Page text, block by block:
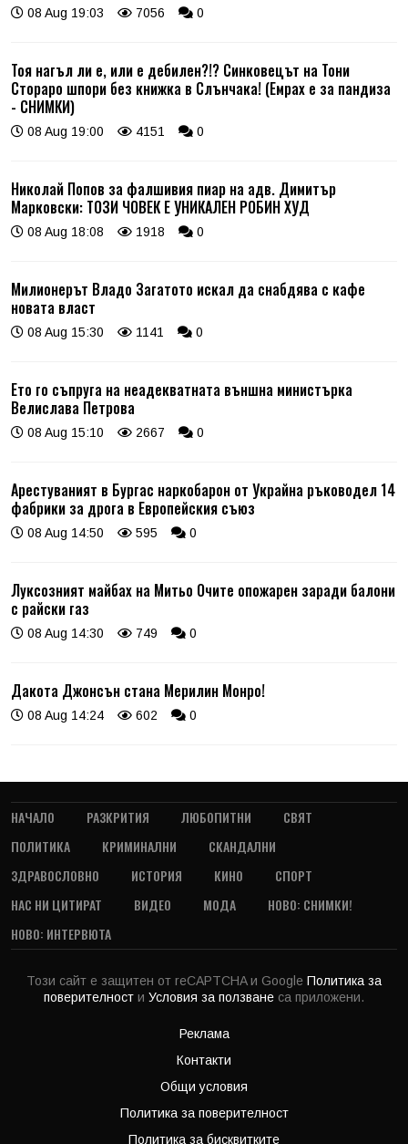
08 Aug 19:03 7056 0
Тоя нагъл ли е, или е дебилен?!? Синковецът на Тони
Стораро шпори без книжка в Слънчака! (Емрах е за пандиза
- СНИМКИ)
08 Aug 19:00 4151 0
Николай Попов за фалшивия пиар на адв. Димитър
Марковски: ТОЗИ ЧОВЕК Е УНИКАЛЕН РОБИН ХУД
08 Aug 18:08 1918 0
Милионерът Владо Загатото искал да снабдява с кафе
новата власт
08 Aug 15:30 1141 0
Ето го съпруга на неадекватната външна министърка
Велислава Петрова
08 Aug 15:10 2667 0
Арестуваният в Бургас наркобарон от Украйна ръководел 14
фабрики за дрога в Европейския съюз
08 Aug 14:50 595 0
Луксозният майбах на Митьо Очите опожарен заради балони
с райски газ
08 Aug 14:30 749 0
Дакота Джонсън стана Мерилин Монро!
08 Aug 14:24 602 0
НАЧАЛО РАЗКРИТИЯ ЛЮБОПИТНИ
СВЯТ
ПОЛИТИКА
КРИМИНАЛНИ
СКАНДАЛНИ
ЗДРАВОСЛОВНО
ИСТОРИЯ КИНО
СПОРТ
НАС НИ ЦИТИРАТ
ВИДЕО МОДА
НОВО: СНИМКИ!
НОВО: ИНТЕРВЮТА
Този сайт е защитен от reCAPTCHA и Google Политика за
поверителност и Условия за ползване са приложени.
Реклама
Контакти
Общи условия
Политика за поверителност
Политика за бисквитките